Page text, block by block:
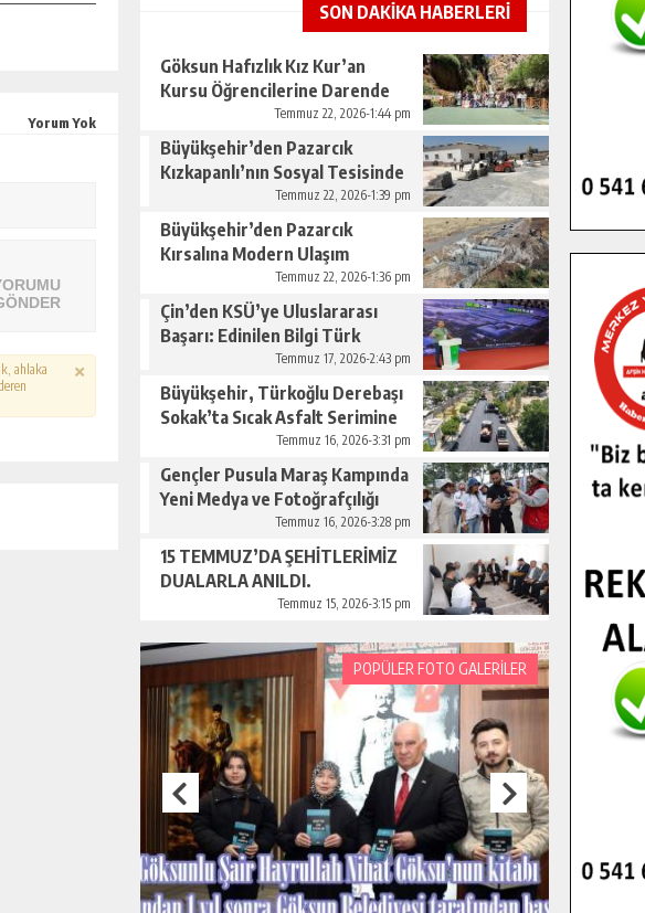
Yorum Yok
ahlaka
SON DAKİKA HABERLERİ
Göksun Hafızlık Kız Kur’an
Kursu Öğrencilerine Darende
Temmuz 22, 2026-1:44 pm
Büyükşehir’den Pazarcık
Kızkapanlı’nın Sosyal Tesisinde
Çevre Düzenlemesi.Temmuz 22, 2026-1:39 pm
Büyükşehir’den Pazarcık
Kırsalına Modern Ulaşım
Temmuz 22, 2026-1:36 pm
Çin’den KSÜ’ye Uluslararası
Başarı: Edinilen Bilgi Türk
Tarımına Katkı Sağlayacak.
Temmuz 17, 2026-2:43 pm
Büyükşehir, Türkoğlu Derebaşı
Sokak’ta Sıcak Asfalt Serimine
Temmuz 16, 2026-3:31 pm
Gençler Pusula Maraş Kampında
Yeni Medya ve Fotoğrafçılığı
Temmuz 16, 2026-3:28 pm
15 TEMMUZ’DA ŞEHİTLERİMİZ
DUALARLA ANILDI.
Temmuz 15, 2026-3:15 pm
POPÜLER FOTO GALERİLER